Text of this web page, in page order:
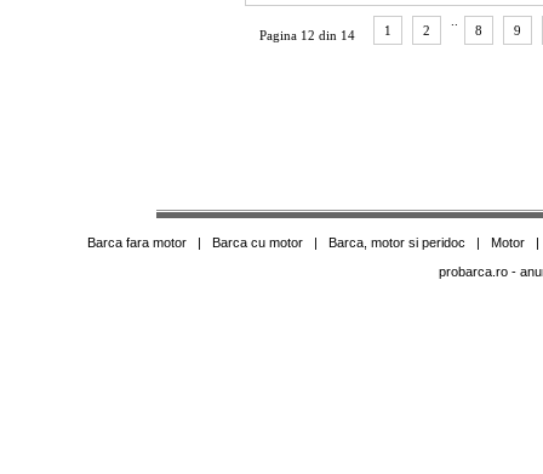
Pagina 12 din 14 1 2 8 9
Barca fara motor | Barca cu motor | Barca, motor si peridoc | Motor
probarca.ro -